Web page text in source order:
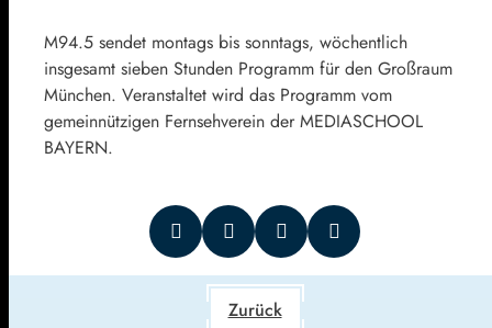
M94.5 sendet montags bis sonntags, wöchentlich
insgesamt sieben Stunden Programm für den Großraum
München. Veranstaltet wird das Programm vom
gemeinnützigen Fernsehverein der MEDIASCHOOL
BAYERN.
Zurück